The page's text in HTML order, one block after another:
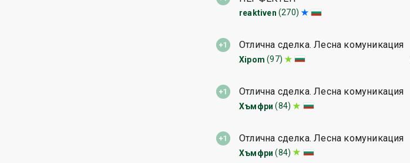
reaktiven (270)
Отлична сделка. Лесна комуникация
Xipom (97)
Отлична сделка. Лесна комуникация
Хъмфри (84)
Отлична сделка. Лесна комуникация
Хъмфри (84)